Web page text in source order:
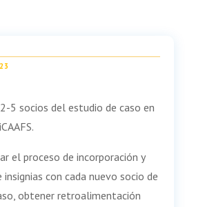
5 socios del estudio de caso en
el proceso de incorporación y
con cada nuevo socio de
obtener retroalimentación